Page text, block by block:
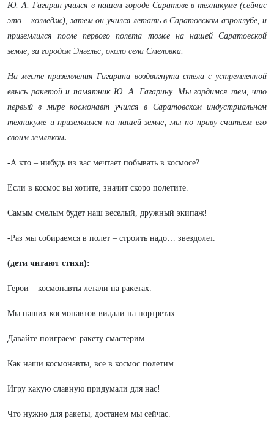
Ю. А. Гагарин учился в нашем городе Саратове в техникуме (сейчас
это – колледж), затем он учился летать в Саратовском аэроклубе, и
приземлился после первого полета тоже на нашей Саратовской
земле, за городом Энгельс, около села Смеловка.
На месте приземления Гагарина воздвигнута стела с устремленной
ввысь ракетой и памятник Ю. А. Гагарину. Мы гордимся тем, что
первый в мире космонавт учился в Саратовском индустриальном
техникуме и приземлился на нашей земле, мы по праву считаем его
своим земляком.
-А кто – нибудь из вас мечтает побывать в космосе?
Если в космос вы хотите, значит скоро полетите.
Самым смелым будет наш веселый, дружный экипаж!
-Раз мы собираемся в полет – строить надо… звездолет.
(дети читают стихи):
Герои – космонавты летали на ракетах.
Мы наших космонавтов видали на портретах.
Давайте поиграем: ракету смастерим.
Как наши космонавты, все в космос полетим.
Игру какую славную придумали для нас!
Что нужно для ракеты, достанем мы сейчас.